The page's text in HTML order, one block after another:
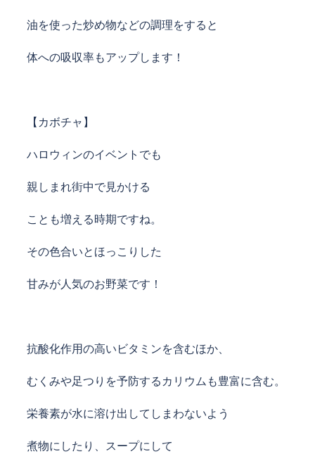
油を使った炒め物などの調理をすると
体への吸収率もアップします！
【カボチャ】
ハロウィンのイベントでも
親しまれ街中で見かける
ことも増える時期ですね。
その色合いとほっこりした
甘みが人気のお野菜です！
抗酸化作用の高いビタミンを含むほか、
むくみや足つりを予防するカリウムも豊富に含む。
栄養素が水に溶け出してしまわないよう
煮物にしたり、スープにして